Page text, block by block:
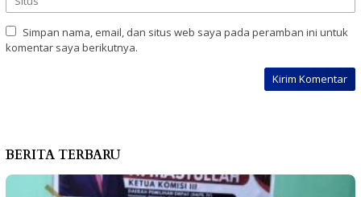
Simpan nama, email, dan situs web saya pada peramban ini untuk
komentar saya berikutnya.
BERITA TERBARU